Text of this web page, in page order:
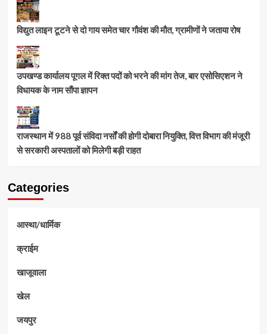
विद्युत लाइन टूटने से दो गाय समेत चार गौवंश की मौत, ग्रामीणों ने जताया रोष
उपखण्ड कार्यालय पूगल में रिक्त पदों को भरने की मांग तेज, बार एसोसिएशन ने
विधायक के नाम सौंपा ज्ञापन
राजस्थान में 988 पूर्व संविदा नर्सों की होगी दोबारा नियुक्ति, वित्त विभाग की मंजूरी
से सरकारी अस्पतालों को मिलेगी बड़ी राहत
Categories
आस्था/धार्मिक
क्राईम
खाजूवाला
खेल
जयपुर